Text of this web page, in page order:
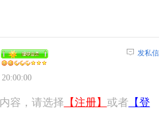
发私信
容，请选择 【注册】 或者 【登